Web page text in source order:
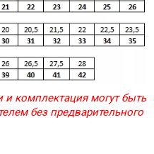
и комплектация могут быть
без предварительного